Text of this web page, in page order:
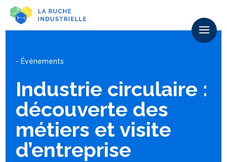
- Évènements
Industrie circulaire :
découverte des
métiers et visite
d’entreprise